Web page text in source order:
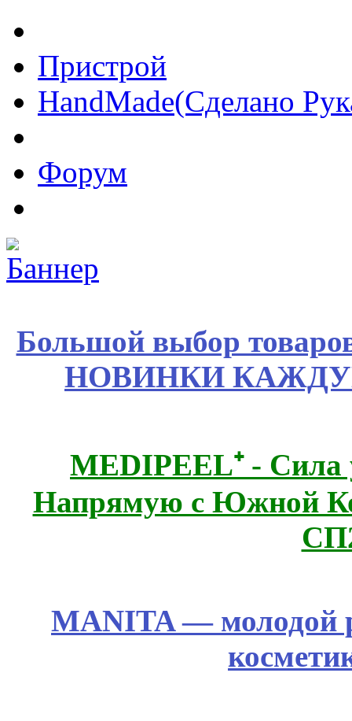
Пристрой
HandMade(Сделано
Форум
Большой выбор
НОВИНКИ
MEDIPEEL⁺ - Сила
Напрямую с Южной
MANITA — молодой